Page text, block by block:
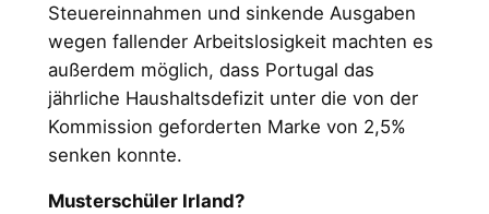
Steuereinnahmen und sinkende Ausgaben
wegen fallender Arbeitslosigkeit machten es
außerdem möglich, dass Portugal das
jährliche Haushaltsdefizit unter die von der
Kommission geforderten Marke von 2,5%
senken konnte.
Musterschüler Irland?